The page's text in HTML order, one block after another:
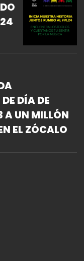
DÍA DE
A UN MILLÓN
EL ZÓCALO